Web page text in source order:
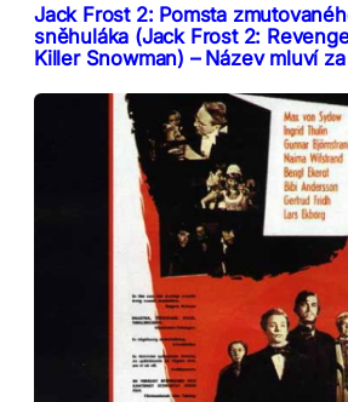
Jack Frost 2: Pomsta
sněhuláka (Jack Frost 2:
Killer Snowman) – Název mluví